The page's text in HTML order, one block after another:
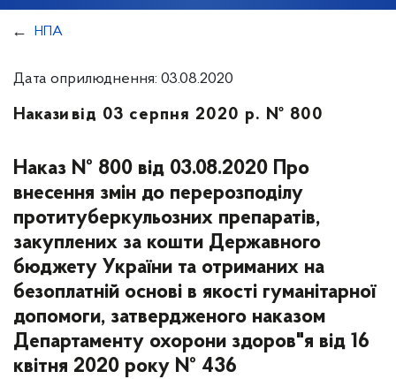
НПА
Дата оприлюднення: 03.08.2020
Накази від 03 серпня 2020 р. № 800
Наказ № 800 від 03.08.2020 Про
внесення змін до перерозподілу
протитуберкульозних препаратів,
закуплених за кошти Державного
бюджету України та отриманих на
безоплатній основі в якості гуманітарної
допомоги, затвердженого наказом
Департаменту охорони здоров"я від 16
квітня 2020 року № 436